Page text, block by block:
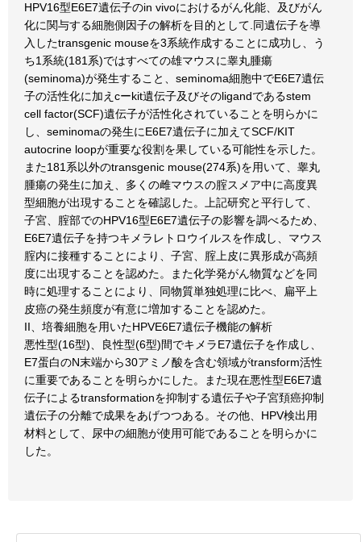
HPV16型E6E7遺伝子のin vivoにおけるがん化能、及びがん
化に関与する細胞側因子の解析を目的として.同遺伝子を導
入したtransgenic mouseを3系統作成することに成功し、う
ち1系統(181系)ではすべての雄マウスに睾丸腫瘍
(seminoma)が発生すること、seminoma細胞中でE6E7遺伝
子の活性化に加えcーkit遺伝子及びそのligandであるstem
cell factor(SCF)遺伝子が活性化されていることを明らかに
し、seminomaの発生にE6E7遺伝子に加えてSCF/KIT
autocrine loopが重要な役割を果している可能性を示した。
また181系以外のtransgenic mouse(274系)を用いて、睾丸
腫瘍の発生に加え、多くの雌マウスの腟スメア中に高度異
型細胞が出現することを確認した。上記研究と平行して、
子宮、腟部でのHPV16型E6E7遺伝子の影響を調べるため、
E6E7遺伝子を持つキメラレトロウイルスを作成し、マウス
腟内に接種することにより、子宮、腟上皮に異形成が高頻
度に出現することを認めた。また化学発がん物質などを同
時に処理することにより、同物質単独処理に比べ、扁平上
皮癌の発生頻度が有意に増加することを認めた。
II、培養細胞を用いたHPVE6E7遺伝子機能の解析
悪性型(16型)、良性型(6型)間でキメラE7遺伝子を作成し、
E7蛋白のN末端から30アミノ酸を含む領域がtransform活性
に重要であることを明らかにした。また現在悪性型E6E7遺
伝子によるtransformationを抑制する遺伝子や子宮頚癌抑制
遺伝子の分離で成果をあげつつある。その他、HPV検出用
材料として、尿中の細胞が使用可能であることを明らかに
した。